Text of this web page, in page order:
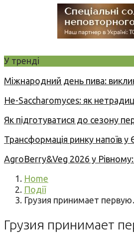
У тренді
Міжнародний день пива:
Не-Saccharomyces: як
Як підготуватися до сезону
Трансформація ринку напоїв у
AgroBerry&Veg 2026 у Рівному:
Home
Події
Грузия принимает
Грузия принимает